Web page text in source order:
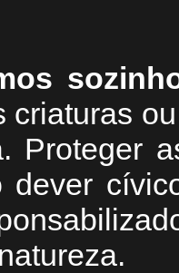
criaturas
Proteger
dever